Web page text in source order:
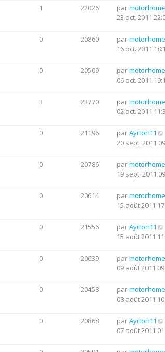
1 22026 par
23 oct. 2011
0 20860 par
16 oct. 2011
0 20509 par
06 oct. 2011
3 23770 par
02 oct. 2011
0 21196 parAyrton11
20 sept. 2011
0 20786 par
19 sept. 2011
0 20614 par
15 août 2011
0 21556 parAyrton11
15 août 2011
0 20639 par
09 août 2011
0 20458 par
08 août 2011
0 20868 parAyrton11
07 août 2011